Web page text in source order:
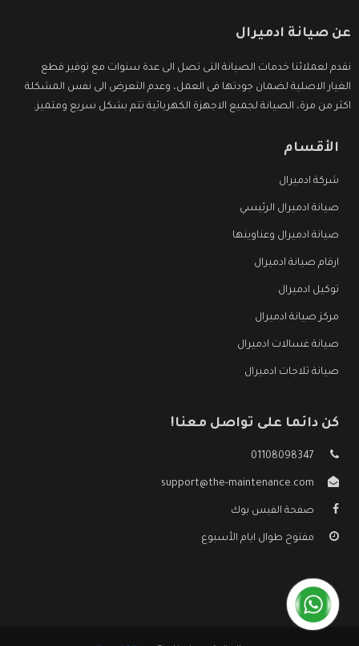
عن صيانة ادميرال
نقدم لعملائنا خدمات الصيانة التى تصل الى عدة سنوات مع توفير قطع
الغيار الاصلية لضمان جودتها فى العمل، وعدم التعرض الى نفس المشكلة
اكثر من مرة، الصيانة لجميع الاجهزة الكهربائية تتم بشكل سريع ومتميز.
الأقسام
شركة ادميرال
صيانة ادميرال الرئيسي
صيانة ادميرال وعناوينها
ارقام صيانة ادميرال
توكيل ادميرال
مركز صيانة ادميرال
صيانة غسالات ادميرال
صيانة ثلاجات ادميرال
كن دائما على تواصل معنا!
01108098347
support@the-maintenance.com
صفحة الفيس بوك
مفتوح طوال ايام الأسبوع